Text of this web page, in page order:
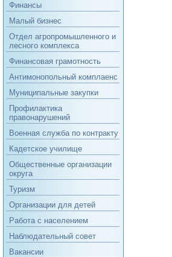
Финансы
Малый бизнес
Отдел агропромышленного и
лесного комплекса
Финансовая грамотность
Антимонопольный комплаенс
Муниципальные закупки
Профилактика
правонарушений
Военная служба по контракту
Кадетское училище
Общественные организации
округа
Туризм
Организации для детей
Работа с населением
Наблюдательный совет
Вакансии